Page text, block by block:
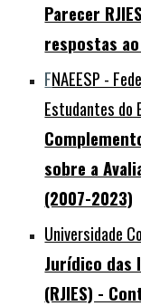
Parecer
respostas
FNAEESP -
Estudantes do
sobre a
(2007-2023)
Universidade
Jurídico das
(RJIES) -